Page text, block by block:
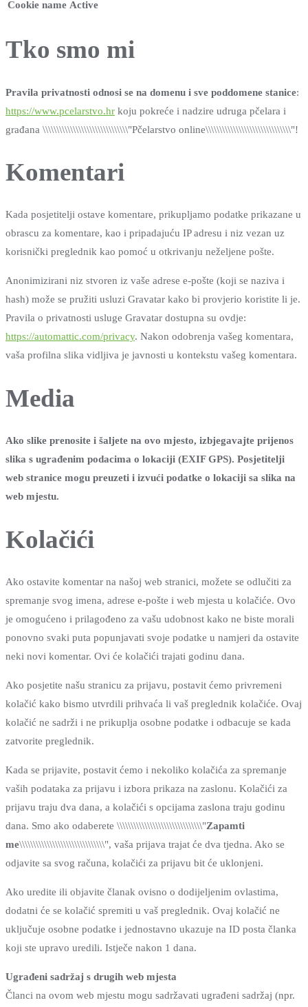
Cookie name Active
Tko smo mi
Pravila privatnosti odnosi se na domenu i sve poddomene stanice:
https://www.pcelarstvo.hr koju pokreće i nadzire udruga pčelara i
građana \\\\\\\\\\\\\\\\\\\\\\\\\\\\\\\"Pčelarstvo online\\\\\\\\\\\\\\\\\\\\\\\\\\\\\\\"!
Komentari
Kada posjetitelji ostave komentare, prikupljamo podatke prikazane u
obrascu za komentare, kao i pripadajuću IP adresu i niz vezan uz
korisnički preglednik kao pomoć u otkrivanju neželjene pošte.
Anonimizirani niz stvoren iz vaše adrese e-pošte (koji se naziva i
hash) može se pružiti usluzi Gravatar kako bi provjerio koristite li je.
Pravila o privatnosti usluge Gravatar dostupna su ovdje:
https://automattic.com/privacy. Nakon odobrenja vašeg komentara,
vaša profilna slika vidljiva je javnosti u kontekstu vašeg komentara.
Media
Ako slike prenosite i šaljete na ovo mjesto, izbjegavajte prijenos
slika s ugrađenim podacima o lokaciji (EXIF GPS). Posjetitelji
web stranice mogu preuzeti i izvući podatke o lokaciji sa slika na
web mjestu.
Kolačići
Ako ostavite komentar na našoj web stranici, možete se odlučiti za
spremanje svog imena, adrese e-pošte i web mjesta u kolačiće. Ovo
je omogućeno i prilagođeno za vašu udobnost kako ne biste morali
ponovno svaki puta popunjavati svoje podatke u namjeri da ostavite
neki novi komentar. Ovi će kolačići trajati godinu dana.
Ako posjetite našu stranicu za prijavu, postavit ćemo privremeni
kolačić kako bismo utvrdili prihvaća li vaš preglednik kolačiće. Ovaj
kolačić ne sadrži i ne prikuplja osobne podatke i odbacuje se kada
zatvorite preglednik.
Kada se prijavite, postavit ćemo i nekoliko kolačića za spremanje
vaših podataka za prijavu i izbora prikaza na zaslonu. Kolačići za
prijavu traju dva dana, a kolačići s opcijama zaslona traju godinu
dana. Smo ako odaberete \\\\\\\\\\\\\\\\\\\\\\\\\\\\\\\"Zapamti
me\\\\\\\\\\\\\\\\\\\\\\\\\\\\\\\", vaša prijava trajat će dva tjedna. Ako se
odjavite sa svog računa, kolačići za prijavu bit će uklonjeni.
Ako uredite ili objavite članak ovisno o dodijeljenim ovlastima,
dodatni će se kolačić spremiti u vaš preglednik. Ovaj kolačić ne
uključuje osobne podatke i jednostavno ukazuje na ID posta članka
koji ste upravo uredili. Istječe nakon 1 dana.
Ugrađeni sadržaj s drugih web mjesta
Članci na ovom web mjestu mogu sadržavati ugrađeni sadržaj (npr.